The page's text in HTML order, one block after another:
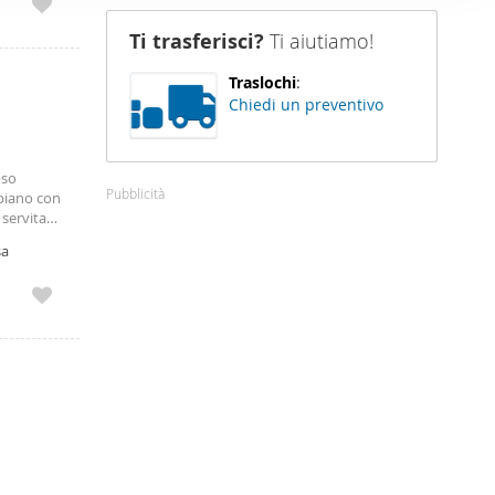
sito
loro
con
Ti trasferisci? Ti aiutiamo!
Traslochi:
Chiedi un preventivo
Pubblicità